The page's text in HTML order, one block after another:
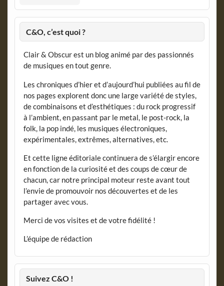
C&O, c’est quoi ?
Clair & Obscur est un blog animé par des passionnés
de musiques en tout genre.
Les chroniques d’hier et d’aujourd’hui publiées au fil de
nos pages explorent donc une large variété de styles,
de combinaisons et d’esthétiques : du rock progressif
à l’ambient, en passant par le metal, le post-rock, la
folk, la pop indé, les musiques électroniques,
expérimentales, extrêmes, alternatives, etc.
Et cette ligne éditoriale continuera de s’élargir encore
en fonction de la curiosité et des coups de cœur de
chacun, car notre principal moteur reste avant tout
l’envie de promouvoir nos découvertes et de les
partager avec vous.
Merci de vos visites et de votre fidélité !
L’équipe de rédaction
Suivez C&O !